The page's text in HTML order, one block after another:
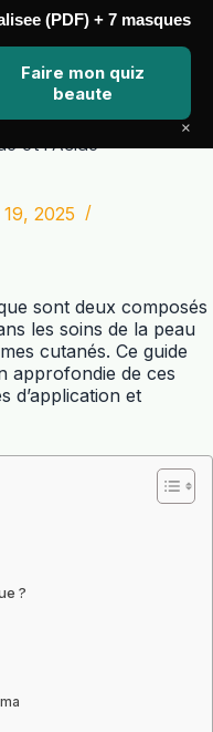
et l’Acide
2025
sont deux composés
les soins de la peau
cutanés. Ce guide
approfondie de ces
d’application et
?
(PDF) + 7 masques
Faire mon quiz
beaute
×